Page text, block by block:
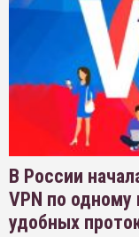
В России
VPN по
удобных